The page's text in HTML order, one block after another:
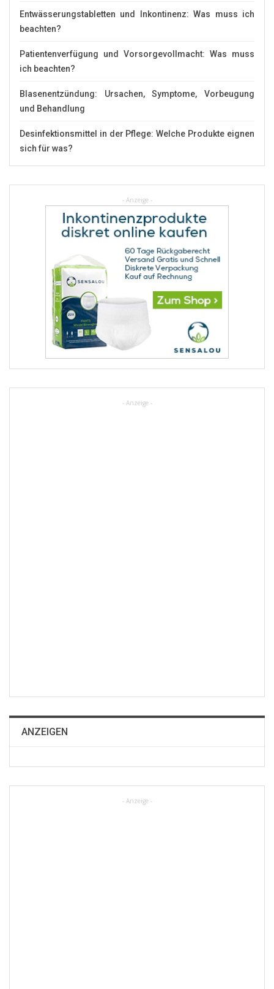
Entwässerungstabletten und Inkontinenz: Was muss ich
beachten?
Patientenverfügung und Vorsorgevollmacht: Was muss
ich beachten?
Blasenentzündung: Ursachen, Symptome, Vorbeugung
und Behandlung
Desinfektionsmittel in der Pflege: Welche Produkte eignen
sich für was?
- Anzeige -
- Anzeige -
ANZEIGEN
- Anzeige -